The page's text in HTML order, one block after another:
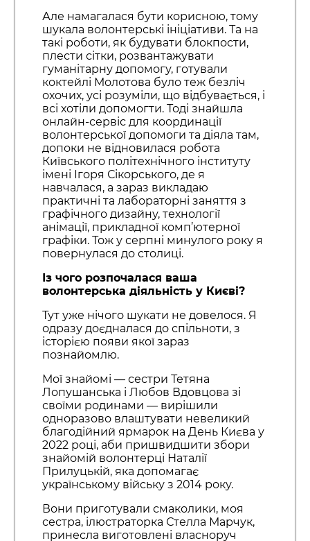
Але намагалася бути корисною, тому
шукала волонтерські ініціативи. Та на
такі роботи, як будувати блокпости,
плести сітки, розвантажувати
гуманітарну допомогу, готували
коктейлі Молотова було теж безліч
охочих, усі розуміли, що відбувається, і
всі хотіли допомогти. Тоді знайшла
онлайн-сервіс для координації
волонтерської допомоги та діяла там,
допоки не відновилася робота
Київського політехнічного інституту
імені Ігоря Сікорського, де я
навчалася, а зараз викладаю
практичні та лабораторні заняття з
графічного дизайну, технології
анімації, прикладної комп’ютерної
графіки. Тож у серпні минулого року я
повернулася до столиці.
Із чого розпочалася ваша
волонтерська діяльність у Києві?
Тут уже нічого шукати не довелося. Я
одразу доєдналася до спільноти, з
історією появи якої зараз
познайомлю.
Мої знайомі — сестри Тетяна
Лопушанська і Любов Вдовцова зі
своїми родинами — вирішили
одноразово влаштувати невеликий
благодійний ярмарок на День Києва у
2022 році, аби пришвидшити збори
знайомій волонтерці Наталії
Прилуцькій, яка допомагає
українському війську з 2014 року.
Вони приготували смаколики, моя
сестра, ілюстраторка Стелла Марчук,
принесла виготовлені власноруч